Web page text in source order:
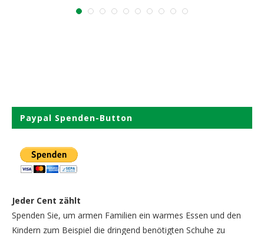
Paypal Spenden-Button
Jeder Cent zählt
Spenden Sie, um armen Familien ein warmes Essen und den
Kindern zum Beispiel die dringend benötigten Schuhe zu